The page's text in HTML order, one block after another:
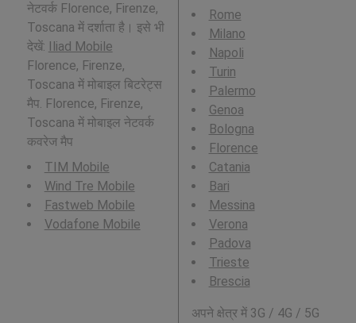
नेटवर्क Florence, Firenze,
Toscana में दर्शाता है। इसे भी
देखें: Iliad Mobile
Florence, Firenze,
Toscana में मोबाइल बिटरेट्स
मैप. Florence, Firenze,
Toscana में मोबाइल नेटवर्क
कवरेज मैप
TIM Mobile
Wind Tre Mobile
Fastweb Mobile
Vodafone Mobile
Rome
Milano
Napoli
Turin
Palermo
Genoa
Bologna
Florence
Catania
Bari
Messina
Verona
Padova
Trieste
Brescia
अपने क्षेत्र में 3G / 4G / 5G